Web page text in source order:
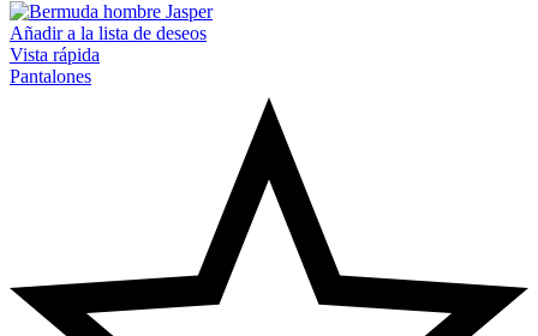
Añadir a la lista de deseos
Vista rápida
Pantalones